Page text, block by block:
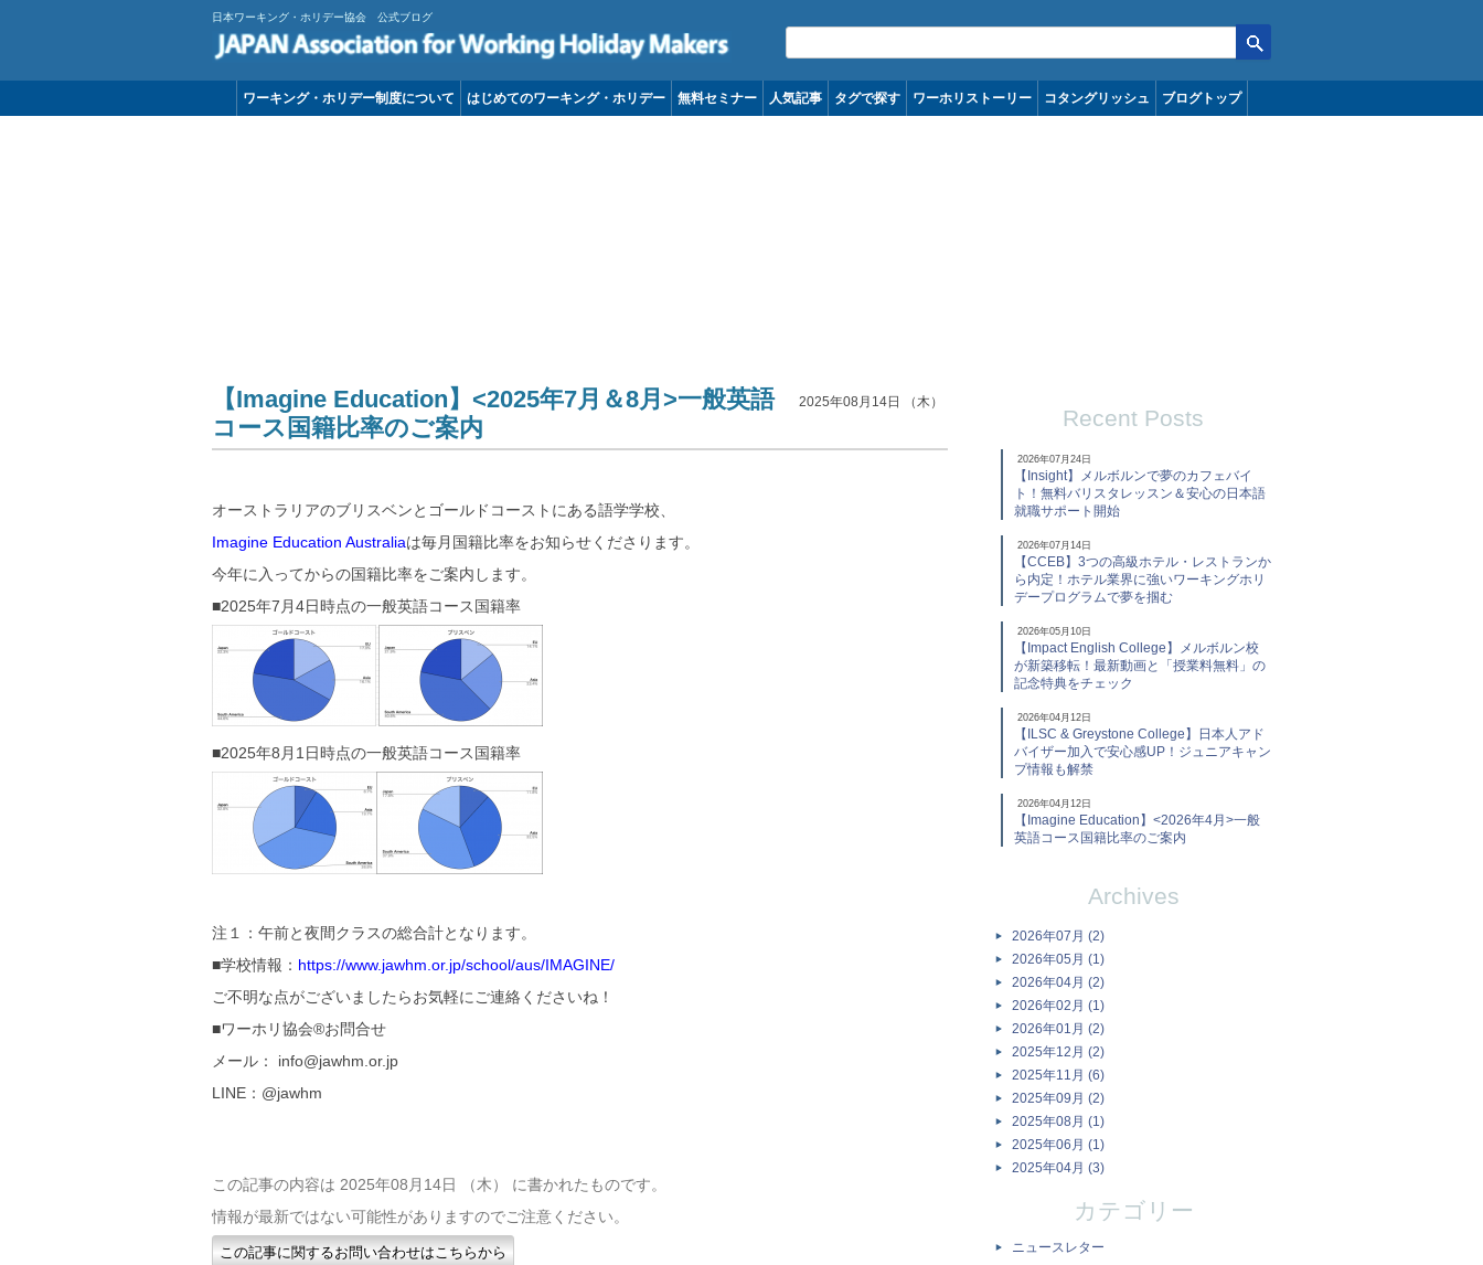
日本ワーキング・ホリデー協会 公式ブログ
コンテンツへ移動
ワーキング・ホリデー制度について はじめてのワーキング・ホリデー 無料セミナー 人気記事 タグで探す ワーホリストーリー コタングリッシュ ブログトップ
【Imagine Education】<2025年7月＆8月>一般英語
コース国籍比率のご案内
2025年08月14日 （木）
オーストラリアのブリスベンとゴールドコーストにある語学学校、
Imagine Education Australiaは毎月国籍比率をお知らせくださります。
今年に入ってからの国籍比率をご案内します。
■2025年7月4日時点の一般英語コース国籍率
■2025年8月1日時点の一般英語コース国籍率
注１：午前と夜間クラスの総合計となります。
■学校情報： https://www.jawhm.or.jp/school/aus/IMAGINE/
ご不明な点がございましたらお気軽にご連絡くださいね！
■ワーホリ協会®お問合せ
メール： info@jawhm.or.jp
LINE：@jawhm
この記事の内容は 2025年08月14日 （木） に書かれたものです。
情報が最新ではない可能性がありますのでご注意ください。
この記事に関するお問い合わせはこちらから
Recent Posts
2026年07月24日
【Insight】メルボルンで夢のカフェバイ
ト！無料バリスタレッスン＆安心の日本語
就職サポート開始
2026年07月14日
【CCEB】3つの高級ホテル・レストランか
ら内定！ホテル業界に強いワーキングホリ
デープログラムで夢を掴む
2026年05月10日
【Impact English College】メルボルン校
が新築移転！最新動画と「授業料無料」の
記念特典をチェック
2026年04月12日
【ILSC & Greystone College】日本人アド
バイザー加入で安心感UP！ジュニアキャン
プ情報も解禁
2026年04月12日
【Imagine Education】<2026年4月>一般
英語コース国籍比率のご案内
Archives
2026年07月 (2)
2026年05月 (1)
2026年04月 (2)
2026年02月 (1)
2026年01月 (2)
2025年12月 (2)
2025年11月 (6)
2025年09月 (2)
2025年08月 (1)
2025年06月 (1)
2025年04月 (3)
カテゴリー
ニュースレター